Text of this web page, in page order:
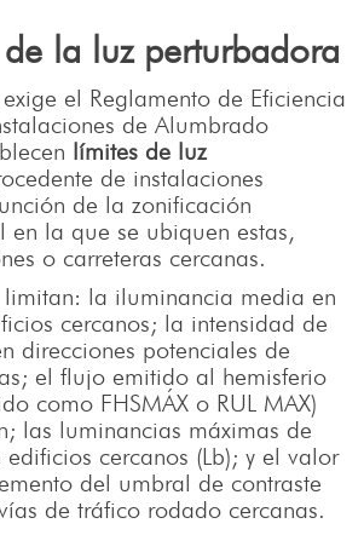
la luz perturbadora
el Reglamento de Eficiencia
de Alumbrado
límites de luz
de instalaciones
de la zonificación
en la que se ubiquen estas,
o carreteras cercanas.
limitan: la iluminancia media en
cercanos; la intensidad de
direcciones potenciales de
el flujo emitido al hemisferio
como FHSMÁX o RUL MAX)
las luminancias máximas de
edificios cercanos (Lb); y el valor
del umbral de contraste
de tráfico rodado cercanas.